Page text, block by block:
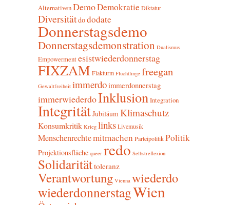
AlternativenDemoDemokratie Diktatur
Diversitätdododate
Donnerstagsdemo
Donnerstagsdemonstration Dualismus
Empowermentesistwiederdonnerstag
FIXZAM Flakturm Flüchtlinge freegan
Gewaltfreiheit immerdoimmerdonnerstag
immerwiederdoInklusionIntegration
IntegritätJubiläumKlimaschutz
Konsumkritik Krieg linksLivemusik
Menschenrechtemitmachen ParteipolitikPolitik
Projektionsfläche queer redo Selbstreflexion
Solidaritättoleranz
Verantwortung Vienna wiederdo
wiederdonnerstagWien